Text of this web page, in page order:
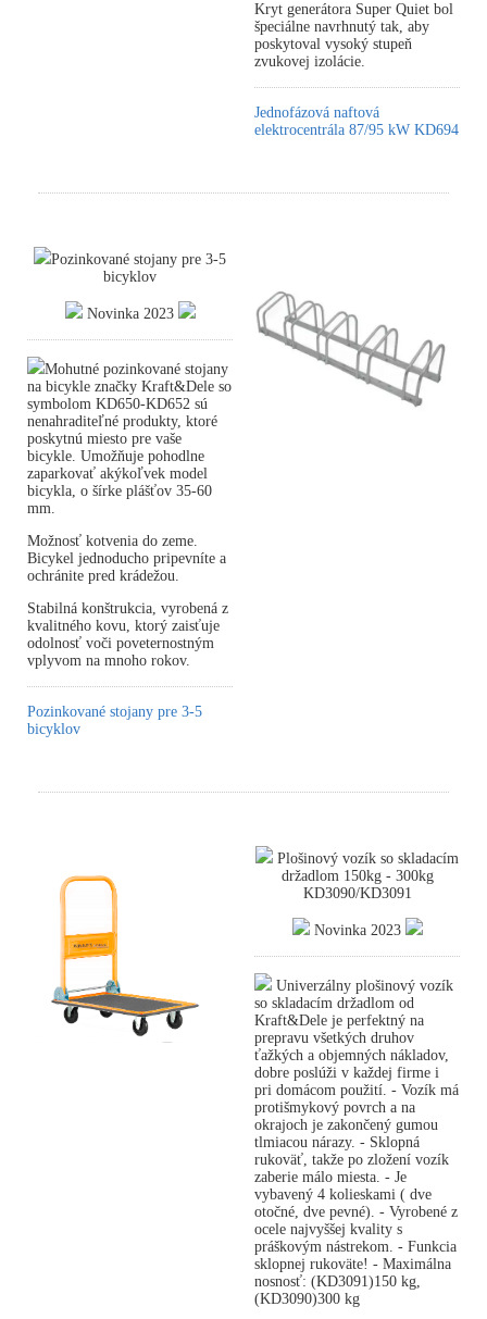
Kryt generátora Super Quiet bol
špeciálne navrhnutý tak, aby
poskytoval vysoký stupeň
zvukovej izolácie.
Jednofázová naftová
elektrocentrála 87/95 kW KD694
Pozinkované stojany pre 3-5
bicyklov
Novinka 2023
Mohutné pozinkované stojany
na bicykle značky Kraft&Dele so
symbolom KD650-KD652 sú
nenahraditeľné produkty, ktoré
poskytnú miesto pre vaše
bicykle. Umožňuje pohodlne
zaparkovať akýkoľvek model
bicykla, o šírke plášťov 35-60
mm.
Možnosť kotvenia do zeme.
Bicykel jednoducho pripevníte a
ochránite pred krádežou.
Stabilná konštrukcia, vyrobená z
kvalitného kovu, ktorý zaisťuje
odolnosť voči poveternostným
vplyvom na mnoho rokov.
Pozinkované stojany pre 3-5
bicyklov
Plošinový vozík so skladacím
držadlom 150kg - 300kg
KD3090/KD3091
Novinka 2023
Univerzálny plošinový vozík
so skladacím držadlom od
Kraft&Dele je perfektný na
prepravu všetkých druhov
ťažkých a objemných nákladov,
dobre poslúži v každej firme i
pri domácom použití. - Vozík má
protišmykový povrch a na
okrajoch je zakončený gumou
tlmiacou nárazy. - Sklopná
rukoväť, takže po zložení vozík
zaberie málo miesta. - Je
vybavený 4 kolieskami ( dve
otočné, dve pevné). - Vyrobené z
ocele najvyššej kvality s
práškovým nástrekom. - Funkcia
sklopnej rukoväte! - Maximálna
nosnosť: (KD3091)150 kg,
(KD3090)300 kg